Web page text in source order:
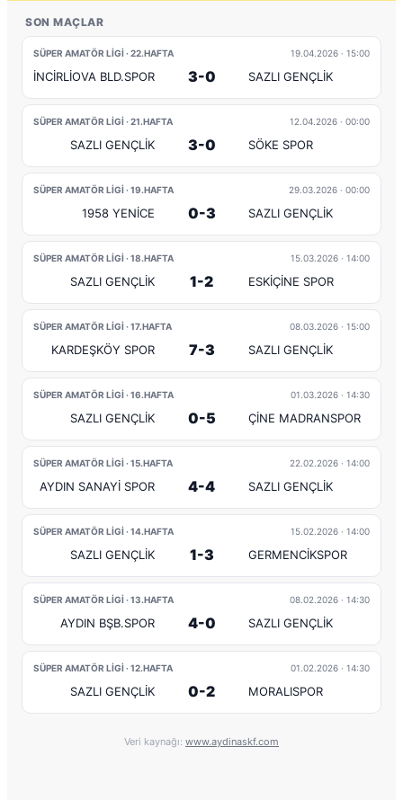
SON MAÇLAR
SÜPER AMATÖR LİGİ · 22.HAFTA 19.04.2026 · 15:00
İNCİRLİOVA BLD.SPOR 3-0 SAZLI GENÇLİK
SÜPER AMATÖR LİGİ · 21.HAFTA 12.04.2026 · 00:00
SAZLI GENÇLİK 3-0 SÖKE SPOR
SÜPER AMATÖR LİGİ · 19.HAFTA 29.03.2026 · 00:00
1958 YENİCE 0-3 SAZLI GENÇLİK
SÜPER AMATÖR LİGİ · 18.HAFTA 15.03.2026 · 14:00
SAZLI GENÇLİK 1-2 ESKİÇİNE SPOR
SÜPER AMATÖR LİGİ · 17.HAFTA 08.03.2026 · 15:00
KARDEŞKÖY SPOR 7-3 SAZLI GENÇLİK
SÜPER AMATÖR LİGİ · 16.HAFTA 01.03.2026 · 14:30
SAZLI GENÇLİK 0-5 ÇİNE MADRANSPOR
SÜPER AMATÖR LİGİ · 15.HAFTA 22.02.2026 · 14:00
AYDIN SANAYİ SPOR 4-4 SAZLI GENÇLİK
SÜPER AMATÖR LİGİ · 14.HAFTA 15.02.2026 · 14:00
SAZLI GENÇLİK 1-3 GERMENCİKSPOR
SÜPER AMATÖR LİGİ · 13.HAFTA 08.02.2026 · 14:30
AYDIN BŞB.SPOR 4-0 SAZLI GENÇLİK
SÜPER AMATÖR LİGİ · 12.HAFTA 01.02.2026 · 14:30
SAZLI GENÇLİK 0-2 MORALISPOR
Veri kaynağı: www.aydinaskf.com